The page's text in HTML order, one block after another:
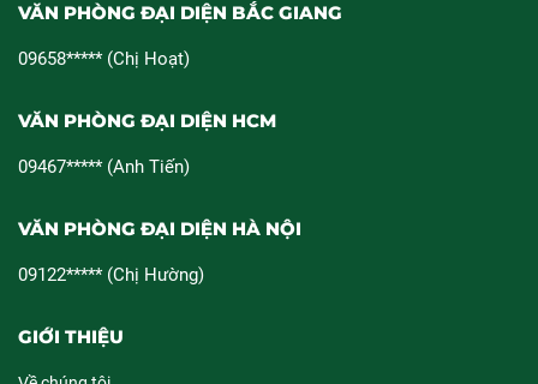
VĂN PHÒNG ĐẠI DIỆN BẮC GIANG
09658***** (Chị Hoạt)
VĂN PHÒNG ĐẠI DIỆN HCM
09467***** (Anh Tiến)
VĂN PHÒNG ĐẠI DIỆN HÀ NỘI
09122***** (Chị Hường)
GIỚI THIỆU